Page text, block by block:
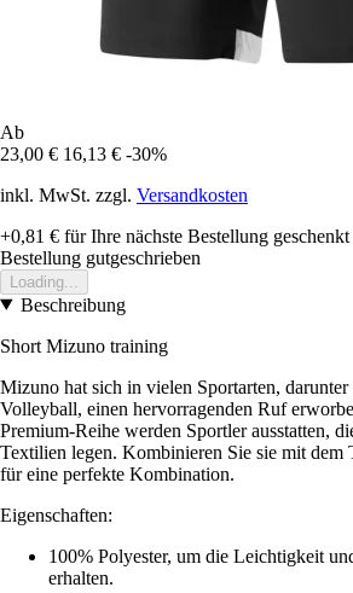
Ab
23,00 € 16,13 € -30%
inkl. MwSt. zzgl. Versandkosten
+0,81 € für Ihre nächste Bestellung geschenkt
Bestellung gutgeschrieben
Loading...
Beschreibung
Short Mizuno training
Mizuno hat sich in vielen Sportarten,
Volleyball, einen hervorragenden Ruf
Premium-Reihe werden Sportler ausstatten,
Textilien legen. Kombinieren Sie sie mit
für eine perfekte Kombination.
Eigenschaften:
100% Polyester, um die Leichtigkeit
erhalten.